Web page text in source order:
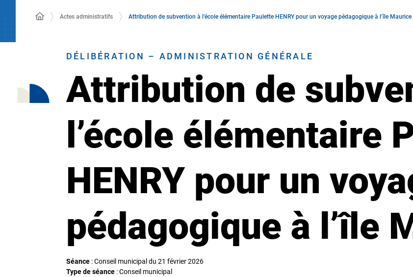
Actes administratifs Attribution de subvention à l’école élémentaire Paulette HENRY pour un voyage pédagogique à l’île Maurice
DÉLIBÉRATION – ADMINISTRATION GÉNÉRALE
Attribution de
l’école élémentaire
HENRY pour un
pédagogique à l’île
Séance : Conseil municipal du 21 février 2026
Type de séance : Conseil municipal